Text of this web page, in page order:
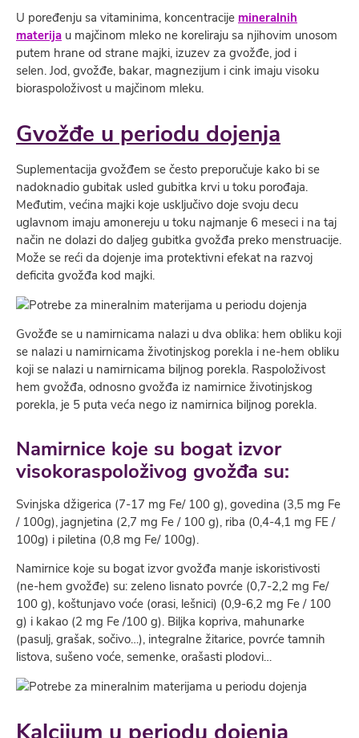
U poređenju sa vitaminima, koncentracije mineralnih
materija u majčinom mleko ne koreliraju sa njihovim unosom
putem hrane od strane majki, izuzev za gvožđe, jod i
selen. Jod, gvožđe, bakar, magnezijum i cink imaju visoku
bioraspoloživost u majčinom mleku.
Gvožđe u periodu dojenja
Suplementacija gvožđem se često preporučuje kako bi se
nadoknadio gubitak usled gubitka krvi u toku porođaja.
Međutim, većina majki koje usključivo doje svoju decu
uglavnom imaju amonereju u toku najmanje 6 meseci i na taj
način ne dolazi do daljeg gubitka gvožđa preko menstruacije.
Može se reći da dojenje ima protektivni efekat na razvoj
deficita gvožđa kod majki.
Gvožđe se u namirnicama nalazi u dva oblika: hem obliku koji
se nalazi u namirnicama životinjskog porekla i ne-hem obliku
koji se nalazi u namirnicama biljnog porekla. Raspoloživost
hem gvožđa, odnosno gvožđa iz namirnice životinjskog
porekla, je 5 puta veća nego iz namirnica biljnog porekla.
Namirnice koje su bogat izvor
visokoraspoloživog gvožđa su:
Svinjska džigerica (7-17 mg Fe/ 100 g), govedina (3,5 mg Fe
/ 100g), jagnjetina (2,7 mg Fe / 100 g), riba (0,4-4,1 mg FE /
100g) i piletina (0,8 mg Fe/ 100g).
Namirnice koje su bogat izvor gvožđa manje iskoristivosti
(ne-hem gvožđe) su: zeleno lisnato povrće (0,7-2,2 mg Fe/
100 g), koštunjavo voće (orasi, lešnici) (0,9-6,2 mg Fe / 100
g) i kakao (2 mg Fe /100 g). Biljka kopriva, mahunarke
(pasulj, grašak, sočivo…), integralne žitarice, povrće tamnih
listova, sušeno voće, semenke, orašasti plodovi…